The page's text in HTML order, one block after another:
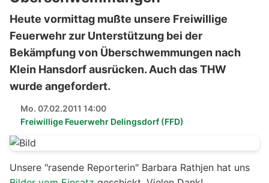
Heute vormittag mußte unsere Freiwillige
Feuerwehr zur Unterstützung bei der
Bekämpfung von Überschwemmungen nach
Klein Hansdorf ausrücken. Auch das THW
wurde angefordert.
Mo. 07.02.2011 14:00
Freiwillige Feuerwehr Delingsdorf (FFD)
Unsere "rasende Reporterin" Barbara Rathjen hat uns